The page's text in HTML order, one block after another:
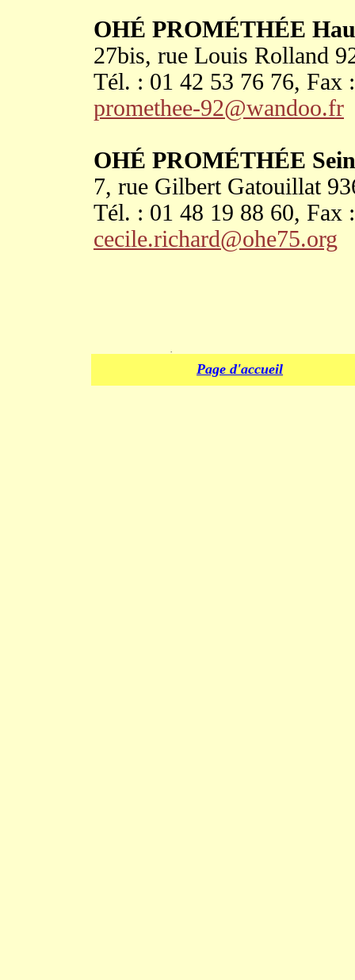
OHÉ PROMÉTHÉE
27bis, rue Louis Rolland
Tél. : 01 42 53 76 76,
promethee-92@wandoo.fr
OHÉ PROMÉTHÉE
7, rue Gilbert Gatouillat
Tél. : 01 48 19 88 60,
cecile.richard@ohe75.org
.
Page d'accueil